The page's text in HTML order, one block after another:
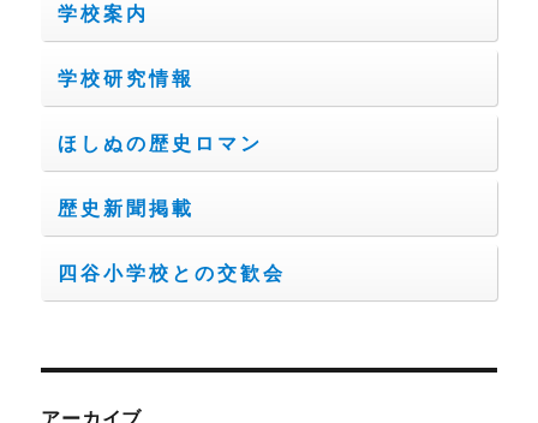
学校案内
学校研究情報
ほしぬの歴史ロマン
歴史新聞掲載
四谷小学校との交歓会